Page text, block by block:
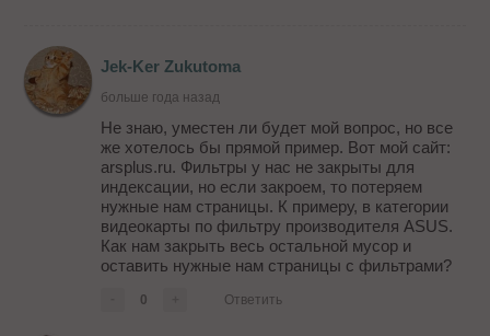
Jek-Ker Zukutoma
больше года назад
Не знаю, уместен ли будет мой вопрос, но все
же хотелось бы прямой пример. Вот мой сайт:
arsplus.ru. Фильтры у нас не закрыты для
индексации, но если закроем, то потеряем
нужные нам страницы. К примеру, в категории
видеокарты по фильтру производителя ASUS.
Как нам закрыть весь остальной мусор и
оставить нужные нам страницы с фильтрами?
0 Ответить